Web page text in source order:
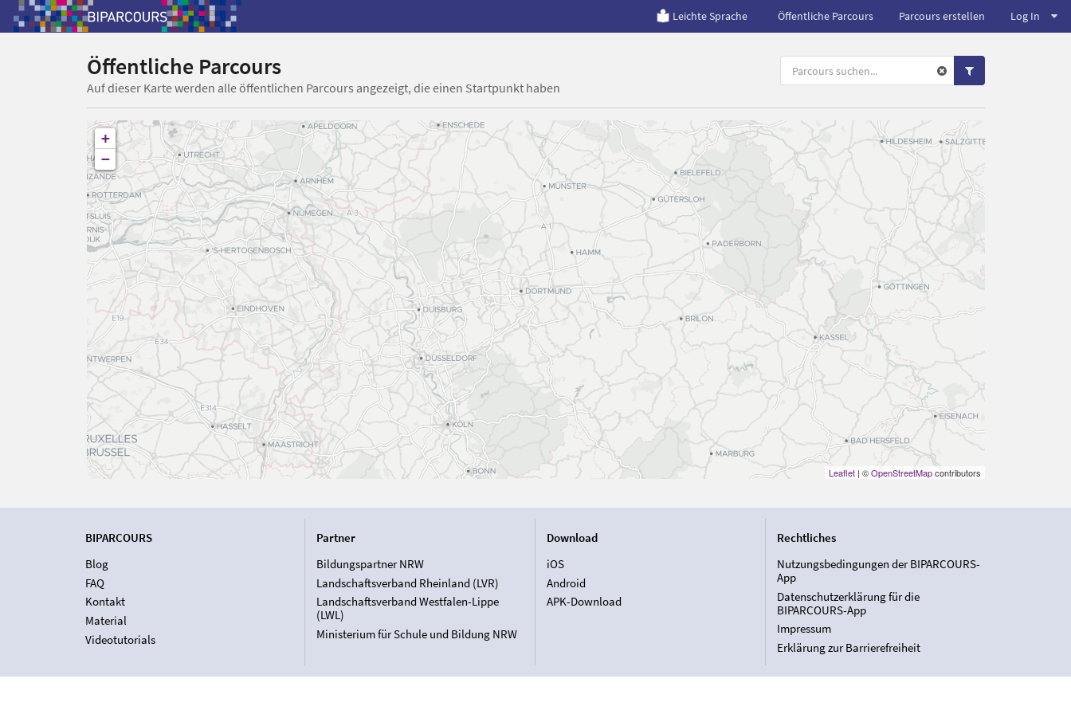
Leichte Sprache Öffentliche Parcours Parcours erstellen Log In
Öffentliche Parcours
Auf dieser Karte werden alle öffentlichen Parcours angezeigt, die einen Startpunkt haben
+
−
Leaflet| ©OpenStreetMapcontributors
BIPARCOURS
Blog
FAQ
Kontakt
Material
Videotutorials
Partner
Bildungspartner NRW
Landschaftsverband Rheinland (LVR)
Landschaftsverband Westfalen-Lippe
(LWL)
Ministerium für Schule und Bildung NRW
Download
iOS
Android
APK-Download
Rechtliches
Nutzungsbedingungen der BIPARCOURS-
App
Datenschutzerklärung für die
BIPARCOURS-App
Impressum
Erklärung zur Barrierefreiheit